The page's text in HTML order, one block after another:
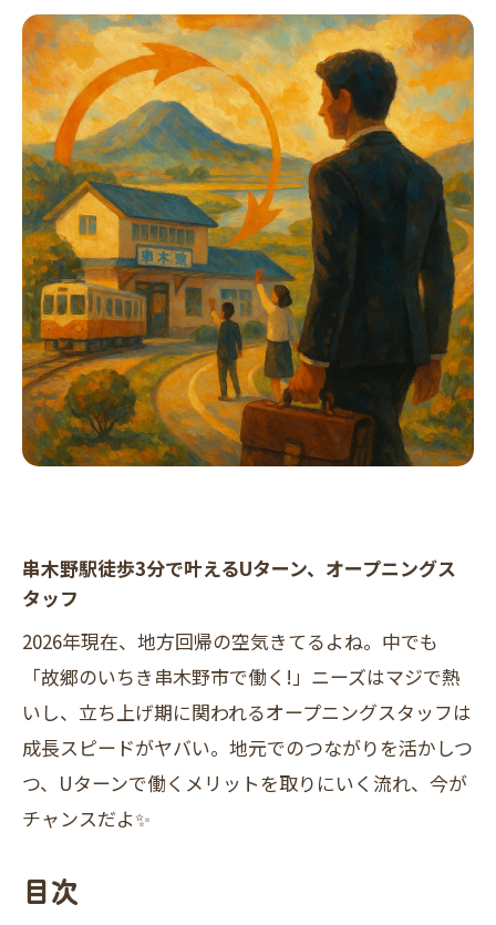
串木野駅徒歩3分で叶えるUターン、オープニングス
タッフ
2026年現在、地方回帰の空気きてるよね。中でも
「故郷のいちき串木野市で働く!」ニーズはマジで熱
いし、立ち上げ期に関われるオープニングスタッフは
成長スピードがヤバい。地元でのつながりを活かしつ
つ、Uターンで働くメリットを取りにいく流れ、今が
チャンスだよ✨
目次